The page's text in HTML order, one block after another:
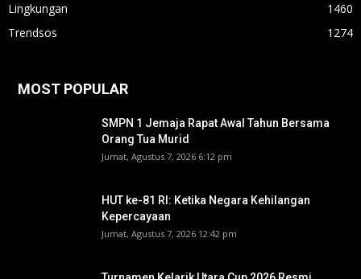
Lingkungan
1460
Trendsos
1274
MOST POPULAR
SMPN 1 Jemaja Rapat Awal Tahun Bersama
Orang Tua Murid ‎
Jumat, Agustus 7, 2026 6:12 pm
HUT ke-81 RI: Ketika Negara Kehilangan
Kepercayaan
Jumat, Agustus 7, 2026 12:42 pm